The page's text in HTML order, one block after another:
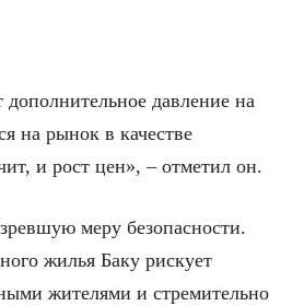
давление на
на рынок в качестве
и рост цен», – отметил он.
меру безопасности.
жилья Баку рискует
жителями и стремительно